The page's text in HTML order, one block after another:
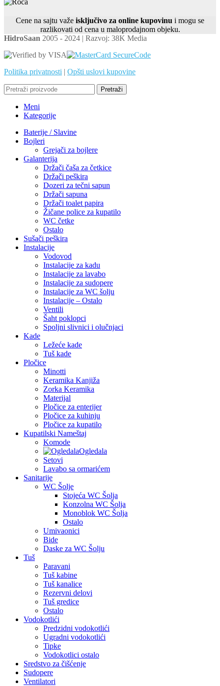
Cene na sajtu važe isključivo za online kupovinu i mogu se
razlikovati od cena u maloprodajnom objeku.
HidroSaan 2005 - 2024 | Razvoj: 38K Media
Politika privatnosti | Opšti uslovi kupovine
Pretraži
Meni
Kategorije
Baterije / Slavine
Bojleri
Grejači za bojlere
Galanterija
Držači čaša za četkice
Držači peškira
Dozeri za tečni sapun
Držači sapuna
Držači toalet papira
Žičane police za kupatilo
WC četke
Ostalo
Sušači peškira
Instalacije
Vodovod
Instalacije za kadu
Instalacije za lavabo
Instalacije za sudopere
Instalacije za WC šolju
Instalacije – Ostalo
Ventili
Šaht poklopci
Spoljni slivnici i olučnjaci
Kade
Ležeće kade
Tuš kade
Pločice
Minotti
Keramika Kanjiža
Zorka Keramika
Materijal
Pločice za enterijer
Pločice za kuhinju
Pločice za kupatilo
Kupatilski Nameštaj
Komode
Ogledala
Setovi
Lavabo sa ormarićem
Sanitarije
WC Šolje
Stojeća WC Šolja
Konzolna WC Šolja
Monoblok WC Šolja
Ostalo
Umivaonici
Bide
Daske za WC Šolju
Tuš
Paravani
Tuš kabine
Tuš kanalice
Rezervni delovi
Tuš gredice
Ostalo
Vodokotlići
Predzidni vodokotlići
Ugradni vodokotlići
Tipke
Vodokotlici ostalo
Sredstvo za čišćenje
Sudopere
Ventilatori